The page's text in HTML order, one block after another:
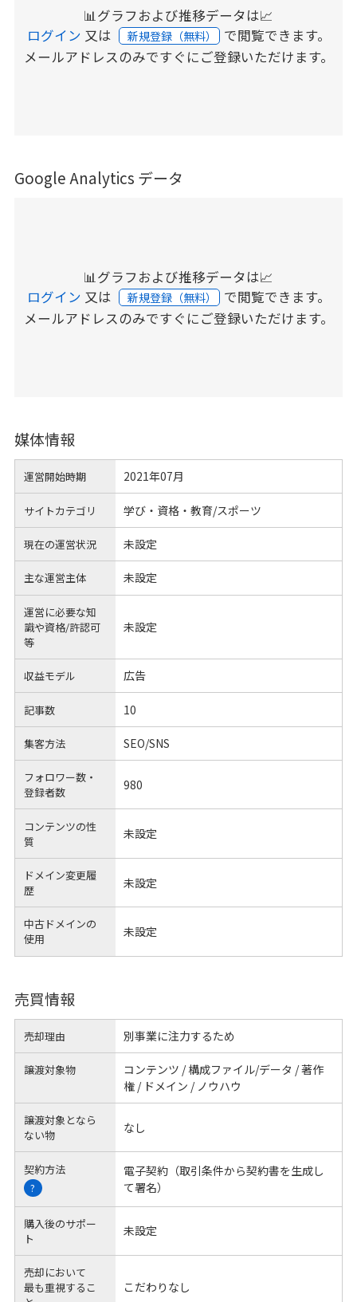
📊グラフおよび推移データは📈
ログイン 又は 新規登録（無料） で閲覧できます。
メールアドレスのみですぐにご登録いただけます。
Google Analytics データ
📊グラフおよび推移データは📈
ログイン 又は 新規登録（無料） で閲覧できます。
メールアドレスのみですぐにご登録いただけます。
媒体情報
運営開始時期 2021年07月
サイトカテゴリ 学び・資格・教育/スポーツ
現在の運営状況 未設定
主な運営主体 未設定
運営に必要な知
識や資格/許認可
等
未設定
収益モデル 広告
記事数 10
集客方法 SEO/SNS
フォロワー数・
登録者数
980
コンテンツの性
質
未設定
ドメイン変更履
歴
未設定
中古ドメインの
使用
未設定
売買情報
売却理由 別事業に注力するため
譲渡対象物
コンテンツ / 構成ファイル/データ / 著作
権 / ドメイン / ノウハウ
譲渡対象となら
ない物
なし
契約方法
?
電子契約（取引条件から契約書を生成し
て署名）
購入後のサポー
ト
未設定
売却において
最も重視するこ
こだわりなし